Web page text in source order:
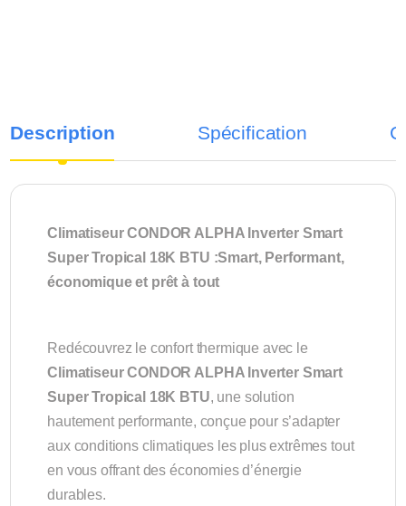
Description Spécification
Climatiseur CONDOR ALPHA Inverter Smart
Super Tropical 18K BTU :Smart, Performant,
économique et prêt à tout
Redécouvrez le confort thermique avec le
Climatiseur CONDOR ALPHA Inverter Smart
Super Tropical 18K BTU, une solution
hautement performante, conçue pour s’adapter
aux conditions climatiques les plus extrêmes tout
en vous offrant des économies d’énergie
durables.